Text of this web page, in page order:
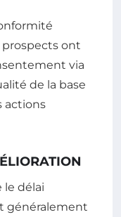
prospects ont
via
de la base
actions
le délai
généralement